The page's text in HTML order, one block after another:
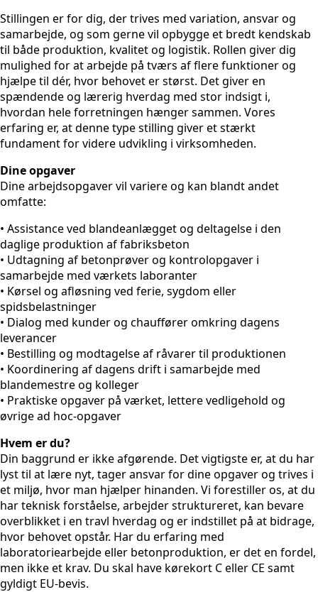
Stillingen er for dig, der trives med variation, ansvar og
samarbejde, og som gerne vil opbygge et bredt kendskab
til både produktion, kvalitet og logistik. Rollen giver dig
mulighed for at arbejde på tværs af flere funktioner og
hjælpe til dér, hvor behovet er størst. Det giver en
spændende og lærerig hverdag med stor indsigt i,
hvordan hele forretningen hænger sammen. Vores
erfaring er, at denne type stilling giver et stærkt
fundament for videre udvikling i virksomheden.
Dine opgaver
Dine arbejdsopgaver vil variere og kan blandt andet
omfatte:
• Assistance ved blandeanlægget og deltagelse i den
daglige produktion af fabriksbeton
• Udtagning af betonprøver og kontrolopgaver i
samarbejde med værkets laboranter
• Kørsel og afløsning ved ferie, sygdom eller
spidsbelastninger
• Dialog med kunder og chauffører omkring dagens
leverancer
• Bestilling og modtagelse af råvarer til produktionen
• Koordinering af dagens drift i samarbejde med
blandemestre og kolleger
• Praktiske opgaver på værket, lettere vedligehold og
øvrige ad hoc-opgaver
Hvem er du?
Din baggrund er ikke afgørende. Det vigtigste er, at du har
lyst til at lære nyt, tager ansvar for dine opgaver og trives i
et miljø, hvor man hjælper hinanden. Vi forestiller os, at du
har teknisk forståelse, arbejder struktureret, kan bevare
overblikket i en travl hverdag og er indstillet på at bidrage,
hvor behovet opstår. Har du erfaring med
laboratoriearbejde eller betonproduktion, er det en fordel,
men ikke et krav. Du skal have kørekort C eller CE samt
gyldigt EU-bevis.